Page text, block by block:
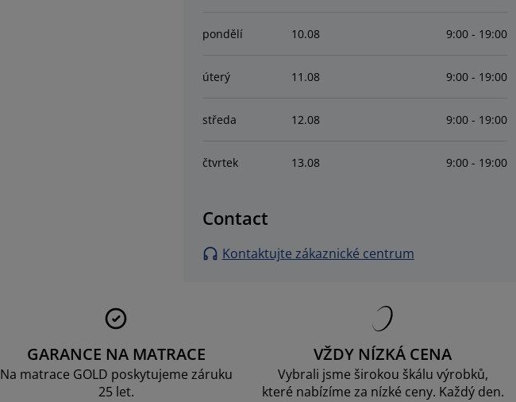
pondělí 10.08 9:00 - 19:00
úterý 11 .08 9:00 - 19:00
středa 12.08 9:00 - 19:00
čtvrtek 13.08 9:00 - 19:00
Contact
Kontaktujte zákaznické centrum
GARANCE NA MATRACE
Na matrace GOLD poskytujeme záruku
25 let.
VŽDY NÍZKÁ CENA
Vybrali jsme širokou škálu výrobků,
které nabízíme za nízké ceny. Každý den.